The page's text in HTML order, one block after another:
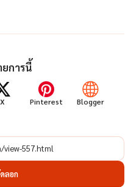
การนี้
X Pinterest Blogger
ลอก